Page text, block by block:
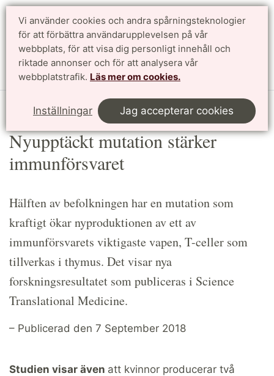
Vi använder cookies och andra spårningsteknologier
för att förbättra användarupplevelsen på vår
webbplats, för att visa dig personligt innehåll och
riktade annonser och för att analysera vår
webbplatstrafik. Läs mer om cookies.
Inställningar Jag accepterar cookies
Sök
Nyupptäckt mutation stärker
immunförsvaret
Hälften av befolkningen har en mutation som
kraftigt ökar nyproduktionen av ett av
immunförsvarets viktigaste vapen, T-celler som
tillverkas i thymus. Det visar nya
forskningsresultatet som publiceras i Science
Translational Medicine.
– Publicerad den 7 September 2018
Studien visar även att kvinnor producerar två